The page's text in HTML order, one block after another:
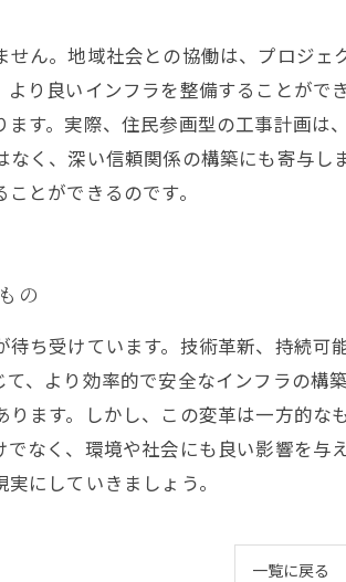
ん。地域社会との協働は、プロジェ
り良いインフラを整備することがで
す。実際、住民参画型の工事計画は
く、深い信頼関係の構築にも寄与
とができるのです。
の
ち受けています。技術革新、持続
、より効率的で安全なインフラの
ます。しかし、この変革は一方的
なく、環境や社会にも良い影響を
にしていきましょう。
一覧に戻る